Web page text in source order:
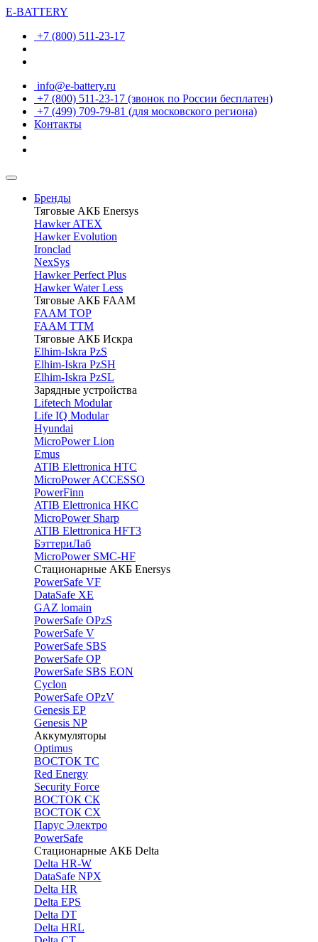
E-BATTERY
+7 (800) 511-23-17
info@e-battery.ru
+7 (800) 511-23-17 (звонок по России бесплатен)
+7 (499) 709-79-81 (для московского региона)
Контакты
Бренды
Тяговые АКБ Enersys
Hawker ATEX
Hawker Evolution
Ironclad
NexSys
Hawker Perfect Plus
Hawker Water Less
Тяговые АКБ FAAM
FAAM TOP
FAAM TTM
Тяговые АКБ Искра
Elhim-Iskra PzS
Elhim-Iskra PzSH
Elhim-Iskra PzSL
Зарядные устройства
Lifetech Modular
Life IQ Modular
Hyundai
MicroPower Lion
Emus
ATIB Elettronica HTC
MicroPower ACCESSO
PowerFinn
ATIB Elettronica HKC
MicroPower Sharp
ATIB Elettronica HFT3
БэттериЛаб
MicroPower SMC-HF
Стационарные АКБ Enersys
PowerSafe VF
DataSafe XE
GAZ lomain
PowerSafe OPzS
PowerSafe V
PоwerSafe SBS
PowerSafe OP
PоwerSafe SBS EON
Cyclon
PowerSafe OPzV
Genesis EP
Genesis NP
Аккумуляторы
Optimus
ВОСТОК ТС
Red Energy
Security Force
ВОСТОК СК
ВОСТОК СХ
Парус Электро
PowerSafe
Стационарные АКБ Delta
Delta HR-W
DataSafe NPX
Delta HR
Delta EPS
Delta DT
Delta HRL